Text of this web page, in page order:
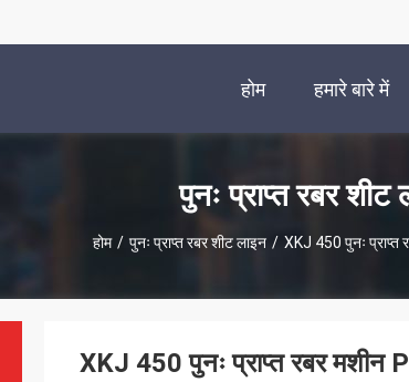
होम हमारे बारे में
पुनः प्राप्त रबर शीट
होम / पुनः प्राप्त रबर शीट लाइन / XKJ 450 पुनः प्राप्त
XKJ 450 पुनः प्राप्त रबर मशीन